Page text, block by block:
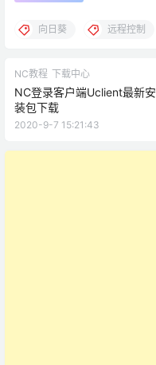
向日葵 远程控制
NC教程 下载中心
NC登录客户端Uclient最新安
装包下载
2020-9-7 15:21:43